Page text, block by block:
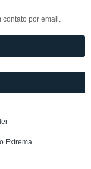
contato por email.
Extrema